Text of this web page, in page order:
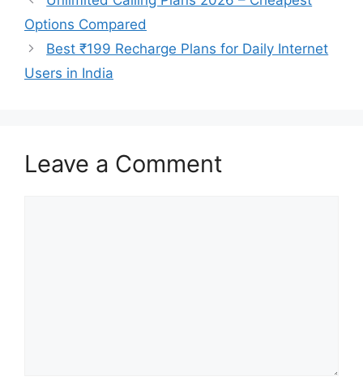
Options Compared
Best ₹199 Recharge Plans for Daily Internet
Users in India
Leave a Comment